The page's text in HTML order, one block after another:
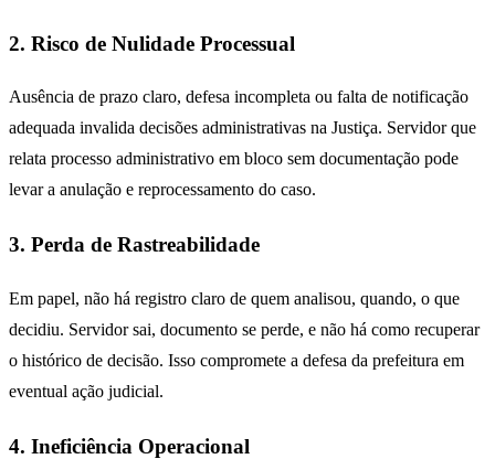
2. Risco de Nulidade Processual
Ausência de prazo claro, defesa incompleta ou falta de notificação
adequada invalida decisões administrativas na Justiça. Servidor que
relata processo administrativo em bloco sem documentação pode
levar a anulação e reprocessamento do caso.
3. Perda de Rastreabilidade
Em papel, não há registro claro de quem analisou, quando, o que
decidiu. Servidor sai, documento se perde, e não há como recuperar
o histórico de decisão. Isso compromete a defesa da prefeitura em
eventual ação judicial.
4. Ineficiência Operacional